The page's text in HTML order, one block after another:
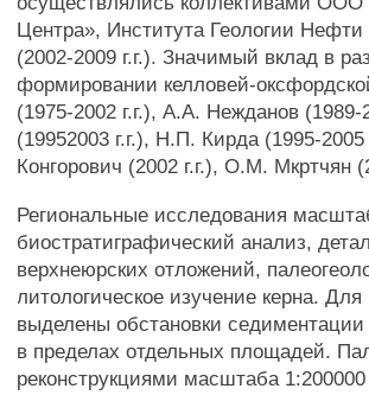
Центра», Института Геологии
(2002-2009 г.г.). Значимый вклад в
формировании келловей-
(1975-2002 г.г.), A.A. Нежданов
(19952003 г.г.), Н.П. Кирда (1995-
Конгорович (2002 г.г.), О.М. Мкртчян
Региональные исследования
биостратиграфический анализ,
верхнеюрских отложений,
литологическое изучение керна.
выделены обстановки
в пределах отдельных площадей.
реконструкциями масштаба